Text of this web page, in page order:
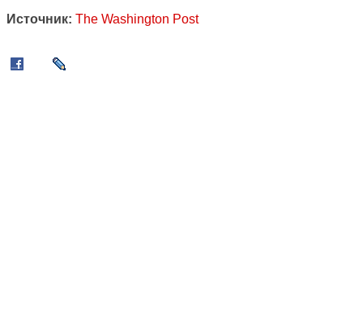
Источник: The Washington Post